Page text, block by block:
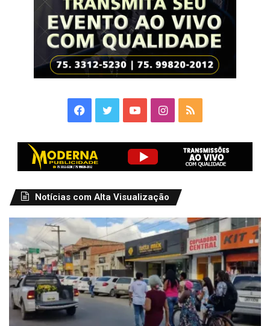
Facebook
TwitterYouTubeInstagram
RSS
Notícias com Alta Visualização